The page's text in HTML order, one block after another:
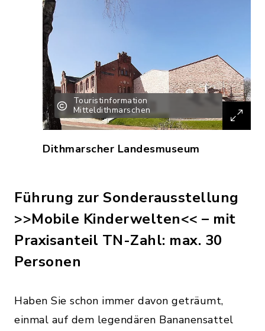
Touristinformation
Mitteldithmarschen
Dithmarscher Landesmuseum
Führung zur Sonderausstellung
>>Mobile Kinderwelten<< – mit
Praxisanteil TN-Zahl: max. 30
Personen
Haben Sie schon immer davon geträumt,
einmal auf dem legendären Bananensattel